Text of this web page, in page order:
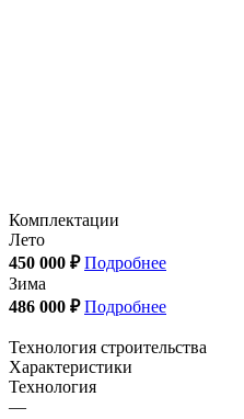
Комплектации
Лето
450 000 ₽ Подробнее
Зима
486 000 ₽ Подробнее
Технология строительства
Характеристики
Технология
—